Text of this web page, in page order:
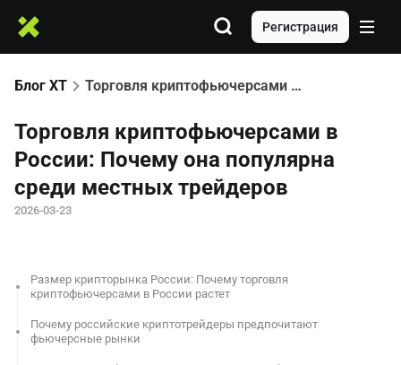
Регистрация
Блог XT Торговля криптофьючерсами в России: Почему она популярна среди местных трейдеров
Торговля криптофьючерсами в
России: Почему она популярна
среди местных трейдеров
2026-03-23
Размер крипторынка России: Почему торговля
криптофьючерсами в России растет
Почему российские криптотрейдеры предпочитают
фьючерсные рынки